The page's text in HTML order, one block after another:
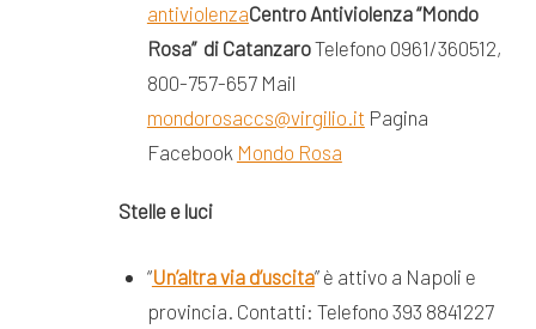
antiviolenzaCentro Antiviolenza “Mondo
Rosa” di CatanzaroTelefono 0961/360512,
800-757-657 Mail
mondorosaccs@virgilio.it Pagina
Facebook Mondo Rosa
Stelle e luci
“Un’altra via d’uscita” è attivo a Napoli e
provincia. Contatti: Telefono 393 8841227